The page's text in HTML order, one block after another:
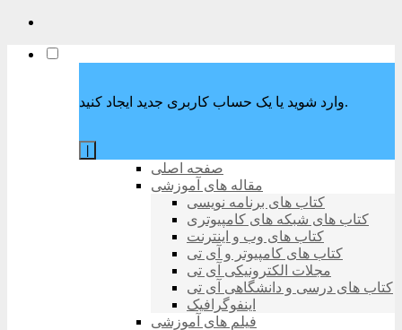
وارد شوید یا یک حساب کاربری جدید ایجاد کنید.
صفحه اصلی
مقاله های آموزشی
کتاب های برنامه نویسی
کتاب های شبکه های کامپیوتری
کتاب های وب و اینترنت
کتاب های کامپیوتر و آی تی
مجلات الکترونیکی آی تی
کتاب های درسی و دانشگاهی آی تی
اینفوگرافیک
فیلم های آموزشی